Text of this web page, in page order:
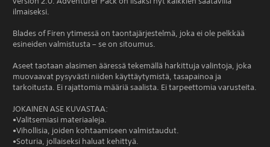
ilmaiseksi.
Blades of Firen ytimessä on taontajärjestelmä, joka ei ole pelkkää
esineiden valmistusta – se on sitoumus.
Aseet taotaan alasimen ääressä tekemällä harkittuja valintoja, joka
muovaavat pysyvästi niiden käyttäytymistä, tasapainoa ja
tarkoitusta. Ei rajattomia määriä saalista. Ei tarpeettomia varusteita.
JOKAINEN ASE KUVASTAA:
•Valitsemiasi materiaaleja.
•Vihollisia, joiden kohtaamiseen valmistaudut.
•Soturia, jollaiseksi haluat kehittyä.